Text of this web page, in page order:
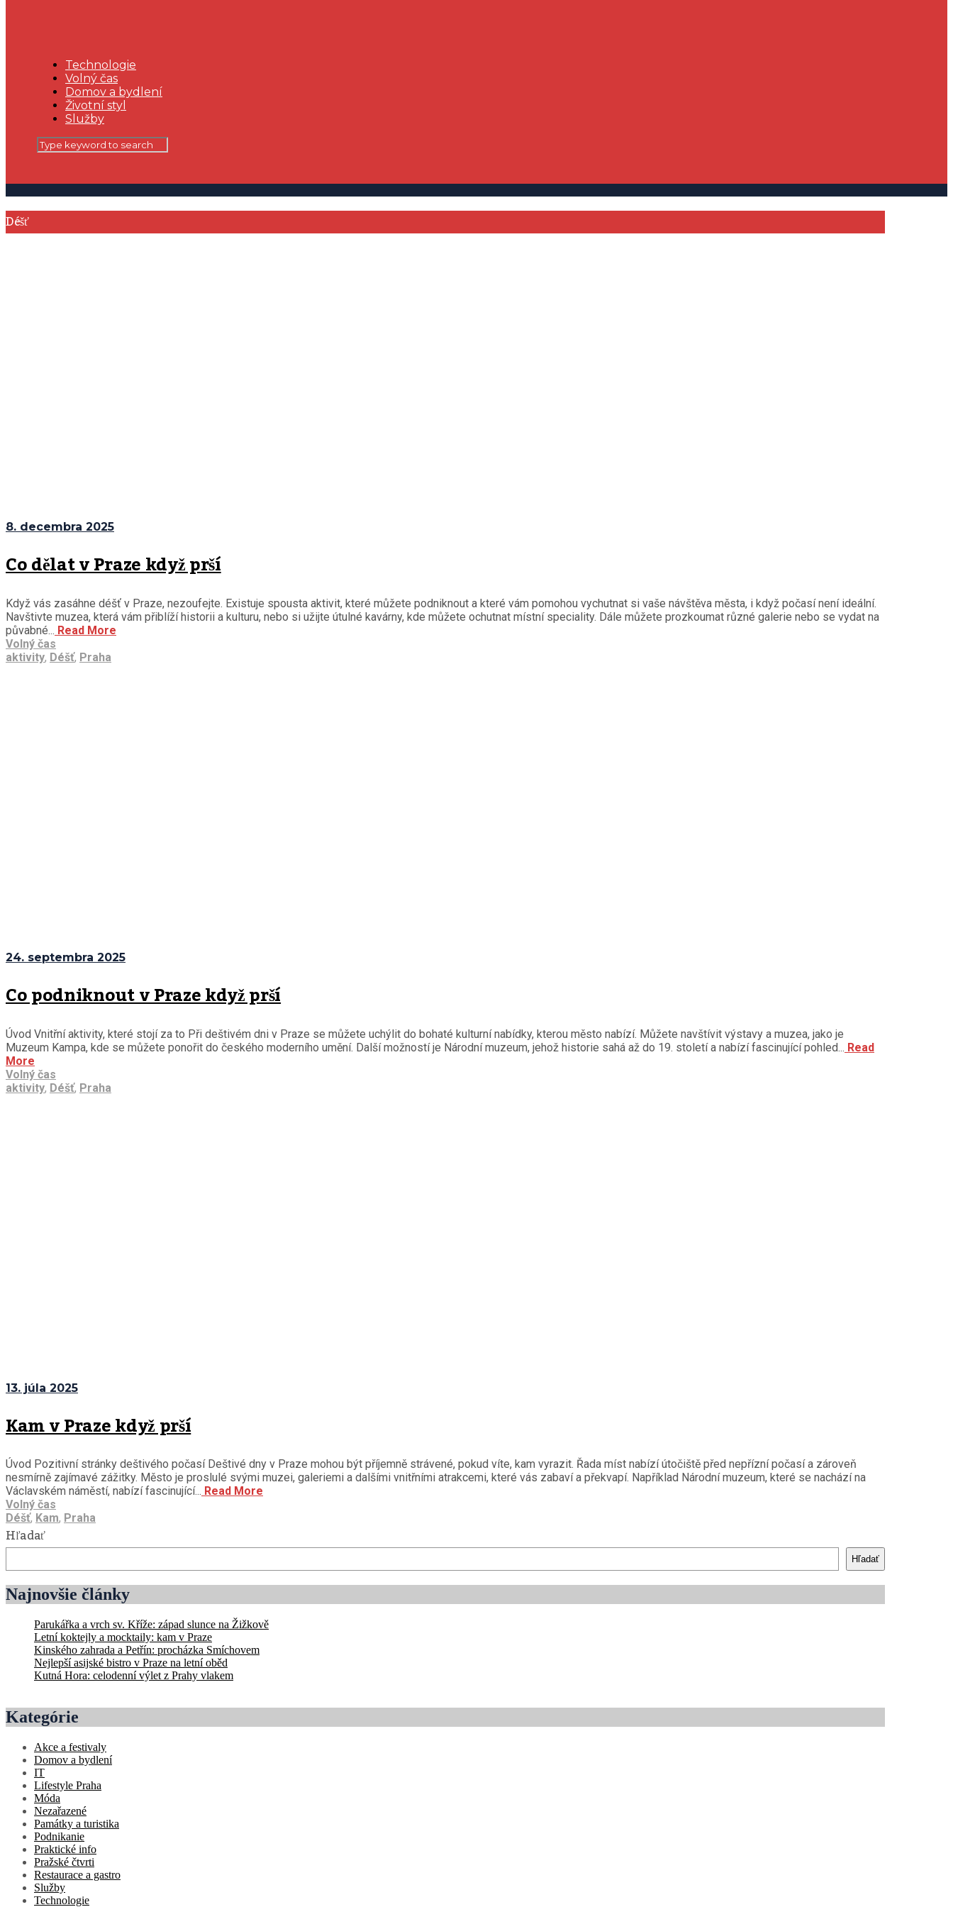
Technologie
Volný čas
Domov a bydlení
Životní styl
Služby
Déšť
8. decembra 2025
Co dělat v Praze když prší
Když vás zasáhne déšť v Praze, nezoufejte. Existuje spousta aktivit, které můžete podniknout a které vám pomohou vychutnat si vaše návštěva města, i když počasí není ideální.
Navštivte muzea, která vám přiblíží historii a kulturu, nebo si užijte útulné kavárny, kde můžete ochutnat místní speciality. Dále můžete prozkoumat různé galerie nebo se vydat na
půvabné... Read More
Volný čas
aktivity, Déšť, Praha
24. septembra 2025
Co podniknout v Praze když prší
Úvod Vnitřní aktivity, které stojí za to Při deštivém dni v Praze se můžete uchýlit do bohaté kulturní nabídky, kterou město nabízí. Můžete navštívit výstavy a muzea, jako je
Muzeum Kampa, kde se můžete ponořit do českého moderního umění. Další možností je Národní muzeum, jehož historie sahá až do 19. století a nabízí fascinující pohled... Read
More
Volný čas
aktivity, Déšť, Praha
13. júla 2025
Kam v Praze když prší
Úvod Pozitivní stránky deštivého počasí Deštivé dny v Praze mohou být příjemně strávené, pokud víte, kam vyrazit. Řada míst nabízí útočiště před nepřízní počasí a zároveň
nesmírně zajímavé zážitky. Město je proslulé svými muzei, galeriemi a dalšími vnitřními atrakcemi, které vás zabaví a překvapí. Například Národní muzeum, které se nachází na
Václavském náměstí, nabízí fascinující... Read More
Volný čas
Déšť, Kam, Praha
Hľadať
Hľadať
Najnovšie články
Parukářka a vrch sv. Kříže: západ slunce na Žižkově
Letní koktejly a mocktaily: kam v Praze
Kinského zahrada a Petřín: procházka Smíchovem
Nejlepší asijské bistro v Praze na letní oběd
Kutná Hora: celodenní výlet z Prahy vlakem
Kategórie
Akce a festivaly
Domov a bydlení
IT
Lifestyle Praha
Móda
Nezařazené
Památky a turistika
Podnikanie
Praktické info
Pražské čtvrti
Restaurace a gastro
Služby
Technologie